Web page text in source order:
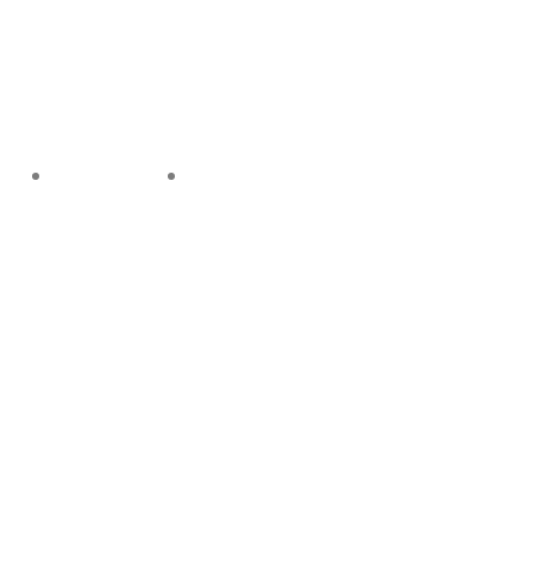
Rezepte-Archiv